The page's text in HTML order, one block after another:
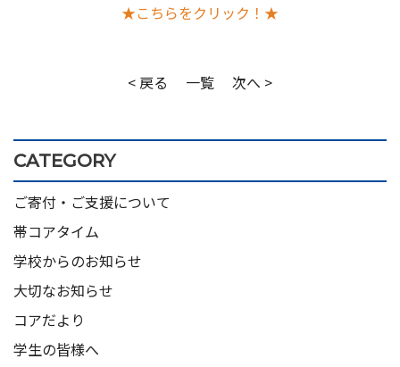
★こちらをクリック！★
< 戻る 一覧 次へ >
CATEGORY
ご寄付・ご支援について
帯コアタイム
学校からのお知らせ
大切なお知らせ
コアだより
学生の皆様へ